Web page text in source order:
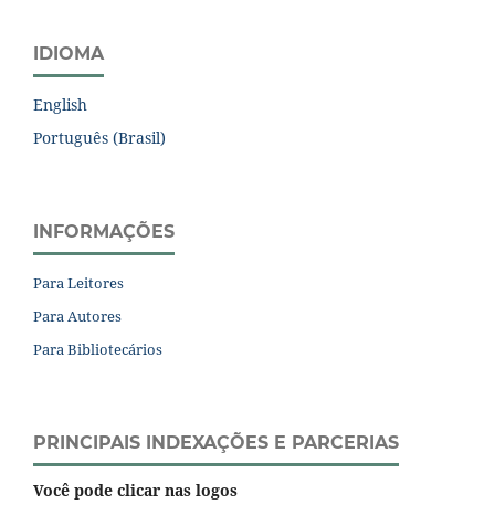
IDIOMA
English
Português (Brasil)
INFORMAÇÕES
Para Leitores
Para Autores
Para Bibliotecários
PRINCIPAIS INDEXAÇÕES E PARCERIAS
Você pode clicar nas logos